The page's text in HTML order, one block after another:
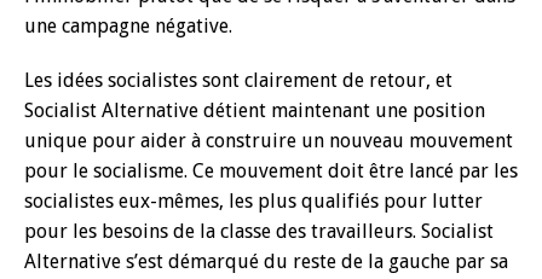
une campagne négative.
Les idées socialistes sont clairement de retour, et
Socialist Alternative détient maintenant une position
unique pour aider à construire un nouveau mouvement
pour le socialisme. Ce mouvement doit être lancé par les
socialistes eux-mêmes, les plus qualifiés pour lutter
pour les besoins de la classe des travailleurs. Socialist
Alternative s’est démarqué du reste de la gauche par sa